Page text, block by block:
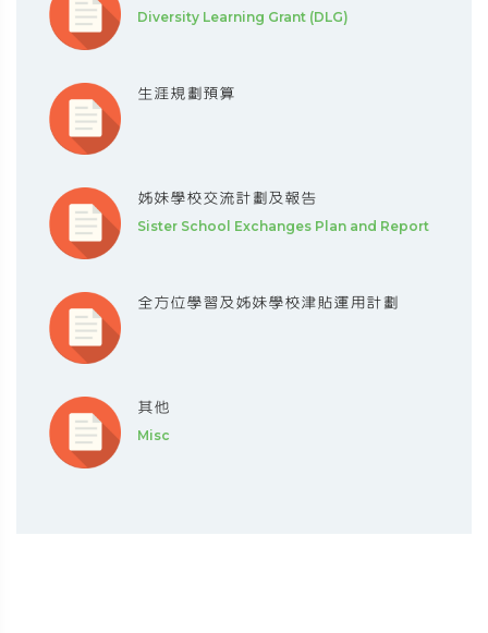
Diversity Learning Grant (DLG)
生涯規劃預算
姊妹學校交流計劃及報告
Sister School Exchanges Plan and Report
全方位學習及姊妹學校津貼運用計劃
其他
Misc